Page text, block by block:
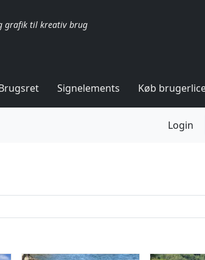
grafik til kreativ brug
Signelements Køb
Login